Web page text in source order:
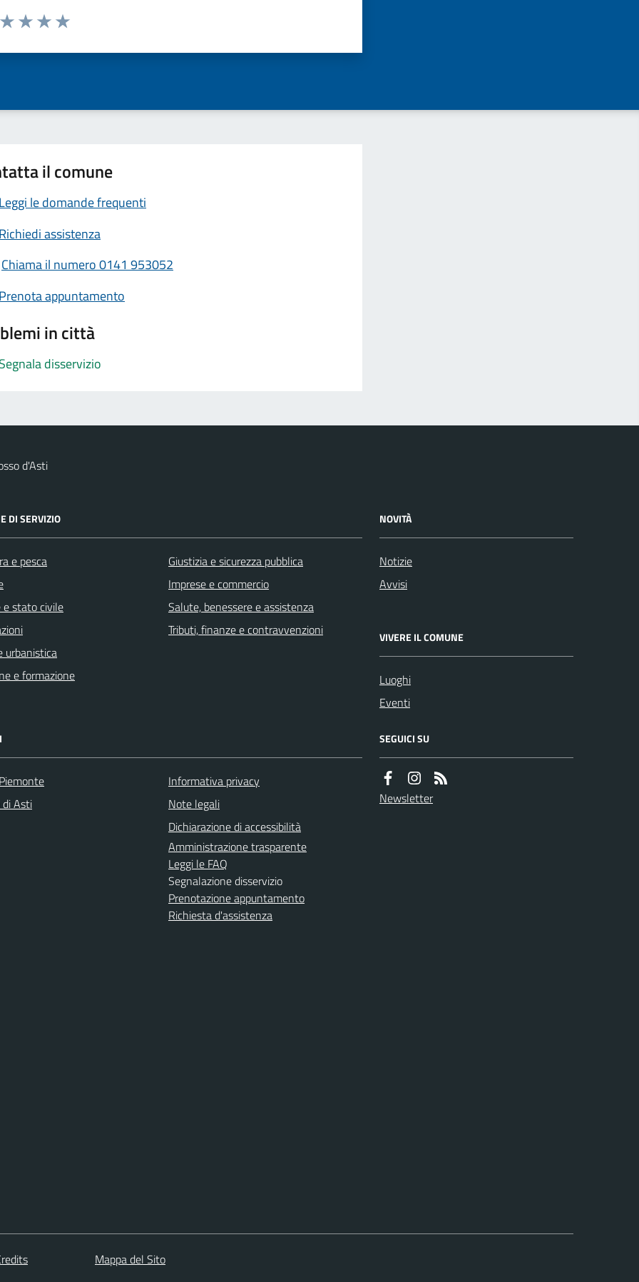
da 1 a 5 stelle la pagina
il comune
Leggi le domande frequenti
Richiedi assistenza
Chiama il numero 0141 953052
Prenota appuntamento
in città
Segnala disservizio
d'Asti
DI SERVIZIO
e pesca
e stato civile
urbanistica
e formazione
Giustizia e sicurezza pubblica
Imprese e commercio
Salute, benessere e assistenza
Tributi, finanze e contravvenzioni
NOVITÀ
Notizie
Avvisi
VIVERE IL COMUNE
Luoghi
Eventi
di Asti
Informativa privacy
Note legali
Dichiarazione di accessibilità
Amministrazione trasparente
Leggi le FAQ
Segnalazione disservizio
Prenotazione appuntamento
Richiesta d'assistenza
SEGUICI SU
Newsletter
Mappa del Sito